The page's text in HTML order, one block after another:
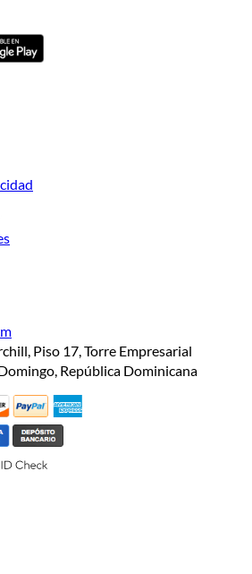
Piso 17, Torre Empresarial
República Dominicana